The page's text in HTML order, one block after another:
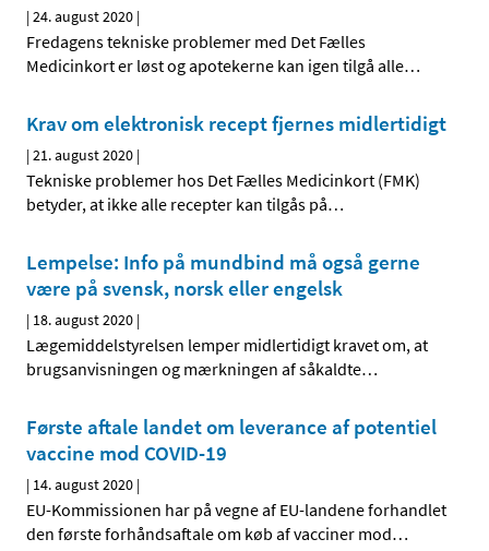
|24. august 2020 |
Fredagens tekniske problemer med Det Fælles
Medicinkort er løst og apotekerne kan igen tilgå alle…
Krav om elektronisk recept fjernes midlertidigt
|21. august 2020 |
Tekniske problemer hos Det Fælles Medicinkort (FMK)
betyder, at ikke alle recepter kan tilgås på…
Lempelse: Info på mundbind må også gerne
være på svensk, norsk eller engelsk
| 18. august 2020 |
Lægemiddelstyrelsen lemper midlertidigt kravet om, at
brugsanvisningen og mærkningen af såkaldte…
Første aftale landet om leverance af potentiel
vaccine mod COVID-19
| 14. august 2020 |
EU-Kommissionen har på vegne af EU-landene forhandlet
den første forhåndsaftale om køb af vacciner mod…